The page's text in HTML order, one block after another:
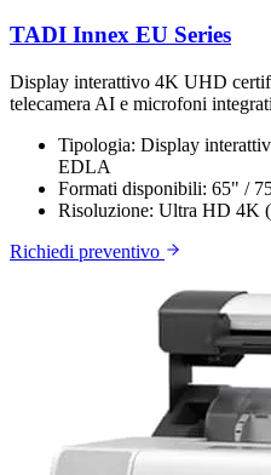
TADI Innex EU Series
Display interattivo 4K UHD
telecamera AI e microfoni
Tipologia: Display
EDLA
Formati disponibili: 65" /
Risoluzione: Ultra HD 4K
Richiedi preventivo